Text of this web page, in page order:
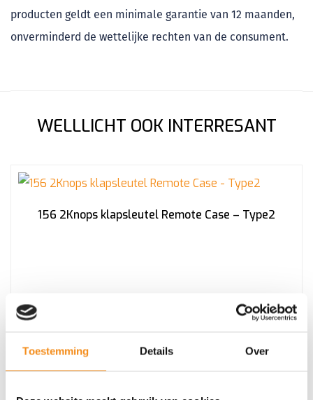
Toestemming Details Over
producten geldt een minimale garantie van 12 maanden,
onverminderd de wettelijke rechten van de consument.
WELLLICHT OOK INTERRESANT
156 2Knops klapsleutel Remote Case – Type2
€17,90
Incl. BTW